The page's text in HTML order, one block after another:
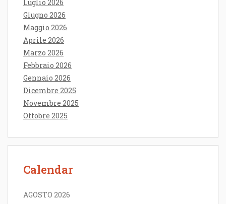
Luglio 2026
Giugno 2026
Maggio 2026
Aprile 2026
Marzo 2026
Febbraio 2026
Gennaio 2026
Dicembre 2025
Novembre 2025
Ottobre 2025
Calendar
AGOSTO 2026